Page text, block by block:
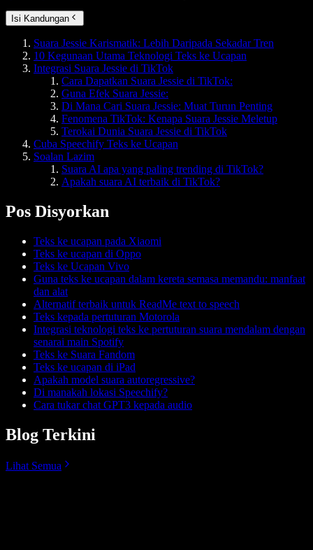
Isi Kandungan
Suara Jessie Karismatik: Lebih Daripada Sekadar Tren
10 Kegunaan Utama Teknologi Teks ke Ucapan
Integrasi Suara Jessie di TikTok
Cara Dapatkan Suara Jessie di TikTok:
Guna Efek Suara Jessie:
Di Mana Cari Suara Jessie: Muat Turun Penting
Fenomena TikTok: Kenapa Suara Jessie Meletup
Terokai Dunia Suara Jessie di TikTok
Cuba Speechify Teks ke Ucapan
Soalan Lazim
Suara AI apa yang paling trending di TikTok?
Apakah suara AI terbaik di TikTok?
Pos Disyorkan
Teks ke ucapan pada Xiaomi
Teks ke ucapan di Oppo
Teks ke Ucapan Vivo
Guna teks ke ucapan dalam kereta semasa memandu: manfaat
dan alat
Alternatif terbaik untuk ReadMe text to speech
Teks kepada pertuturan Motorola
Integrasi teknologi teks ke pertuturan suara mendalam dengan
senarai main Spotify
Teks ke Suara Fandom
Teks ke ucapan di iPad
Apakah model suara autoregressive?
Di manakah lokasi Speechify?
Cara tukar chat GPT3 kepada audio
Blog Terkini
Lihat Semua